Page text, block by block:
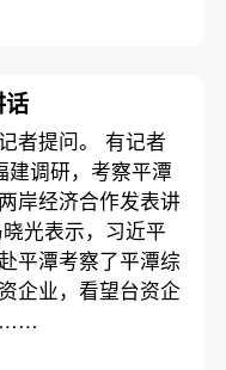
者提问。 有记者
建调研，考察平潭
岸经济合作发表讲
光表示，习近平
平潭考察了平潭综
企业，看望台资企
……